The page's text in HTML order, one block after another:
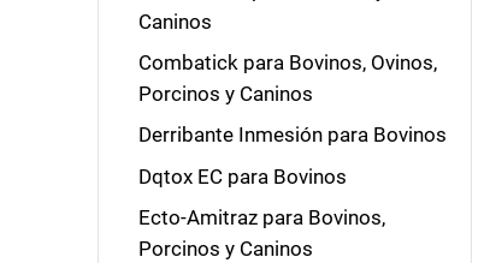
Caninos
Combatick para Bovinos, Ovinos,
Porcinos y Caninos
Derribante Inmesión para Bovinos
Dqtox EC para Bovinos
Ecto-Amitraz para Bovinos,
Porcinos y Caninos